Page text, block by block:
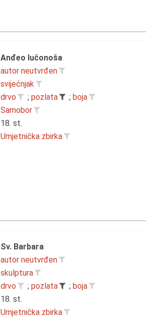
Anđeo lučonoša
autor neutvrđen
svijećnjak
drvo ; pozlata ; boja
Samobor
18. st.
Umjetnička zbirka
Sv. Barbara
autor neutvrđen
skulptura
drvo ; pozlata ; boja
18. st.
Umjetnička zbirka